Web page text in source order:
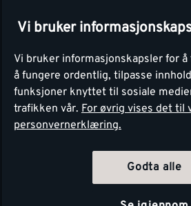
Montér
Vi bruker
Vi bruker informasjonskapsler for
å fungere ordentlig, tilpasse
funksjoner knyttet til sosiale
trafikken vår. For øvrig vises det til
personvernerklæring.
Godta alle